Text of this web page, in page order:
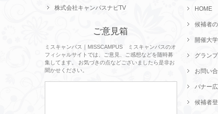
株式会社キャンパスナビTV
ご意見箱
ミスキャンパス｜MISSCAMPUS ミスキャンパスのオ
フィシャルサイトでは、ご意見、ご感想などを随時募
集してます。 お気づきの点などございましたら是非お
聞かせください。
HOME
候補者
開催大
グラン
お問い
バナー
候補者